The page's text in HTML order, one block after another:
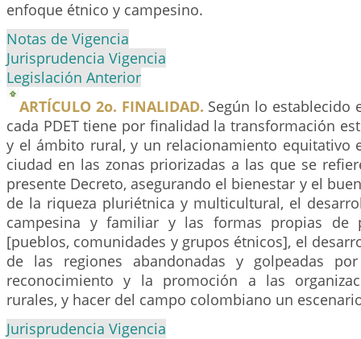
enfoque étnico y campesino.
Notas de Vigencia
Jurisprudencia Vigencia
Legislación Anterior
ARTÍCULO 2o. FINALIDAD. Según lo establecido
cada PDET tiene por finalidad la transformación
y el ámbito rural, y un relacionamiento equitativo
ciudad en las zonas priorizadas a las que se
presente Decreto, asegurando el bienestar y el
de la riqueza pluriétnica y multicultural, el
campesina y familiar y las formas propias de
[pueblos, comunidades y grupos étnicos], el
de las regiones abandonadas y golpeadas
reconocimiento y la promoción a las
rurales, y hacer del campo colombiano un
Jurisprudencia Vigencia